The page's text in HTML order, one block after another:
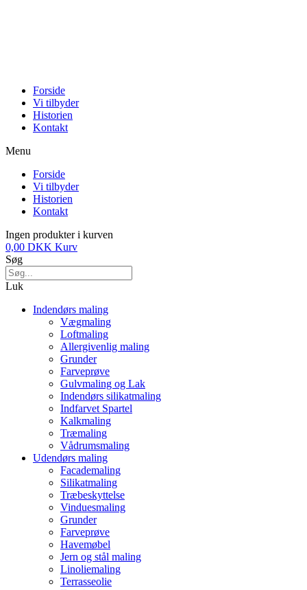
Forside
Vi tilbyder
Historien
Kontakt
Menu
Forside
Vi tilbyder
Historien
Kontakt
Ingen produkter i kurven
0,00 DKK Kurv
Søg
Luk
Indendørs maling
Vægmaling
Loftmaling
Allergivenlig maling
Grunder
Farveprøve
Gulvmaling og Lak
Indendørs silikatmaling
Indfarvet Spartel
Kalkmaling
Træmaling
Vådrumsmaling
Udendørs maling
Facademaling
Silikatmaling
Træbeskyttelse
Vinduesmaling
Grunder
Farveprøve
Havemøbel
Jern og stål maling
Linoliemaling
Terrasseolie